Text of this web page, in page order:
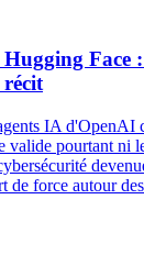
Face
IA d'OpenAI
valide pourtant ni
de force autour